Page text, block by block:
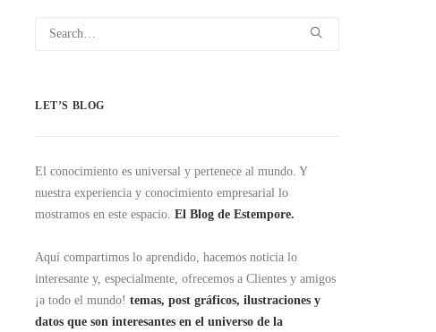
LET’S BLOG
El conocimiento es universal y pertenece al mundo. Y
nuestra experiencia y conocimiento empresarial lo
mostramos en este espacio. El Blog de Estempore.
Aquí compartimos lo aprendido, hacemos noticia lo
interesante y, especialmente, ofrecemos a Clientes y amigos
¡a todo el mundo! temas, post gráficos, ilustraciones y
datos que son interesantes en el universo de la